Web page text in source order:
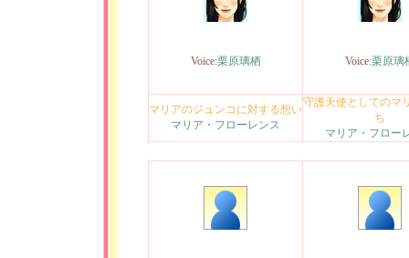
Voice:栗原璃栖 Voice:栗原璃
マリアのジュンコに対する想い
マリア・フローレンス
守護天使としてのマ
ち
マリア・フロー